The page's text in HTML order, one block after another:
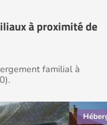
à proximité de
familial à